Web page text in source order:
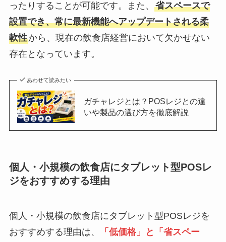
ったりすることが可能です。また、 省スペースで
設置でき、常に最新機能へアップデートされる柔
軟性から、現在の飲食店経営において欠かせない
存在となっています。
あわせて読みたい
ガチャレジとは？POSレジとの違
いや製品の選び方を徹底解説
個人・小規模の飲食店にタブレット型POSレ
ジをおすすめする理由
個人・小規模の飲食店にタブレット型POSレジを
おすすめする理由は、
「低価格」と「省スペー